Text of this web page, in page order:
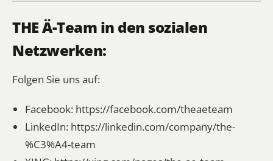
THE Ä-Team in den sozialen
Netzwerken:
Folgen Sie uns auf:
Facebook: https://facebook.com/theaeteam
LinkedIn: https://linkedin.com/company/the-
%C3%A4-team